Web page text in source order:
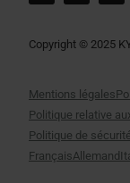
Copyright © 2025
Mentions légales
Politique relative
Politique de
FrançaisAllemand